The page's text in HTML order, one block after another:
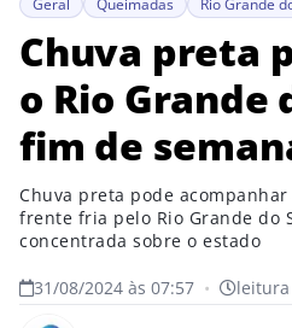
Geral Queimadas Rio Grande
Chuva preta
o Rio Grande
fim de
Chuva preta pode
frente fria pelo Rio Grande do
concentrada sobre o estado
31/08/2024 às 07:57 •